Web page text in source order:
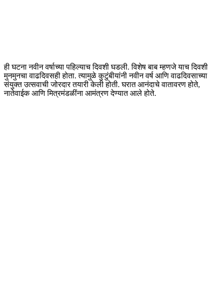
ही घटना नवीन वर्षाच्या पहिल्याच दिवशी घडली. विशेष बाब म्हणजे याच दिवशी
मुनमुनचा वाढदिवसही होता. त्यामुळे कुटुंबीयांनी नवीन वर्ष आणि वाढदिवसाच्या
संयुक्त उत्सवाची जोरदार तयारी केली होती. घरात आनंदाचे वातावरण होते,
नातेवाईक आणि मित्रमंडळींना आमंत्रण देण्यात आले होते.